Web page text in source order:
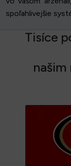
spoľahlivejšie
Tisíce p
našim